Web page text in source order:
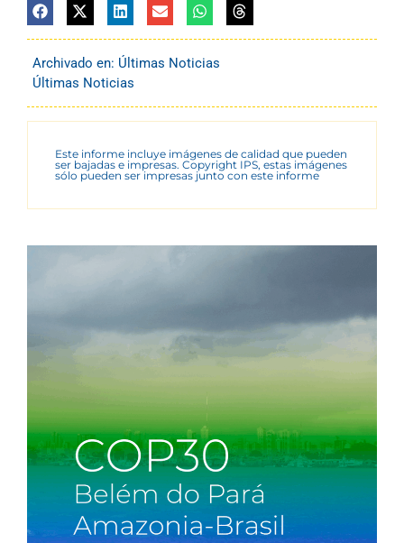
Archivado en: Últimas Noticias
Últimas Noticias
Este informe incluye imágenes de calidad que pueden
ser bajadas e impresas. Copyright IPS, estas imágenes
sólo pueden ser impresas junto con este informe